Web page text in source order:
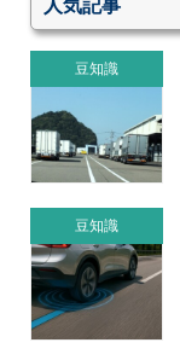
豆知識
豆知識